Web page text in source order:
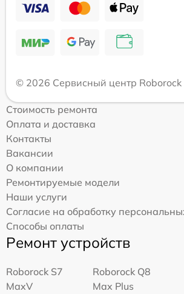
© 2026 Сервисный центр Roborock
Стоимость ремонта
Оплата и доставка
Контакты
Вакансии
О компании
Ремонтируемые модели
Наши услуги
Согласие на обработку
Способы оплаты
Ремонт устройств
Roborock S7
MaxV
Roborock Q8
Max Plus